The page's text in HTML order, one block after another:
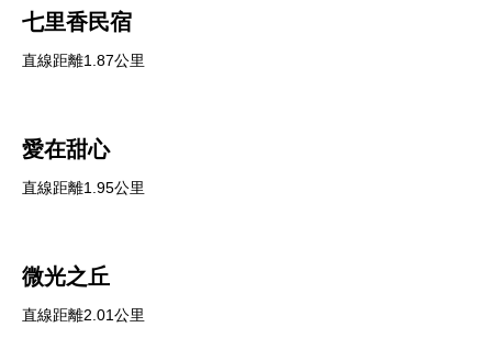
七里香民宿
直線距離1.87公里
愛在甜心
直線距離1.95公里
微光之丘
直線距離2.01公里